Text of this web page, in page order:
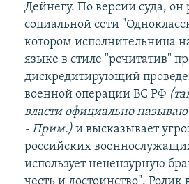
Дейнегу. По версии суда, он
социальной сети
котором исполнительница
языке в стиле "речитатив"
дискредитирующий
военной операции ВС РФ
власти официально
- Прим.)и высказывает
российских
использует нецензурную